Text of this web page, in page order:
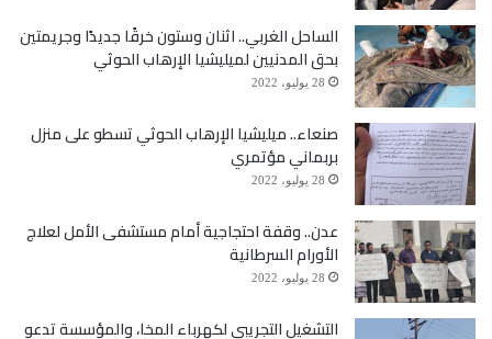
الساحل الغربي.. اثنان وستون خرقًا جديدًا وجريمتين
بحق المدنيين لميليشيا الإرهاب الحوثي
28 يوليو، 2022
صنعاء.. ميليشيا الإرهاب الحوثي تسطو على منزل
بربماني مؤتمري
28 يوليو، 2022
عدن.. وقفة احتجاجية أمام مستشفى الأمل لعلاج
الأورام السرطانية
28 يوليو، 2022
التشغيل التجريبي لكهرباء المخا، والمؤسسة تدعو